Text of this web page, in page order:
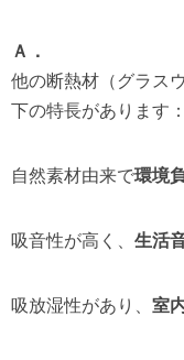
Ａ．
他の断熱材（グラス
下の特長があります：
自然素材由来で環境
吸音性が高く、 生活
吸放湿性があり、 室